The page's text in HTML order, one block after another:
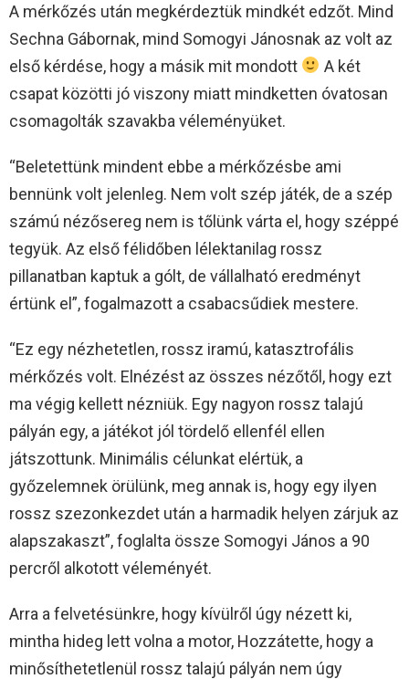
A mérkőzés után megkérdeztük mindkét edzőt. Mind
Sechna Gábornak, mind Somogyi Jánosnak az volt az
első kérdése, hogy a másik mit mondott
A két
csapat közötti jó viszony miatt mindketten óvatosan
csomagolták szavakba véleményüket.
“Beletettünk mindent ebbe a mérkőzésbe ami
bennünk volt jelenleg. Nem volt szép játék, de a szép
számú nézősereg nem is tőlünk várta el, hogy széppé
tegyük. Az első félidőben lélektanilag rossz
pillanatban kaptuk a gólt, de vállalható eredményt
értünk el”, fogalmazott a csabacsűdiek mestere.
“Ez egy nézhetetlen, rossz iramú, katasztrofális
mérkőzés volt. Elnézést az összes nézőtől, hogy ezt
ma végig kellett nézniük. Egy nagyon rossz talajú
pályán egy, a játékot jól tördelő ellenfél ellen
játszottunk. Minimális célunkat elértük, a
győzelemnek örülünk, meg annak is, hogy egy ilyen
rossz szezonkezdet után a harmadik helyen zárjuk az
alapszakaszt”, foglalta össze Somogyi János a 90
percről alkotott véleményét.
Arra a felvetésünkre, hogy kívülről úgy nézett ki,
mintha hideg lett volna a motor, Hozzátette, hogy a
minősíthetetlenül rossz talajú pályán nem úgy